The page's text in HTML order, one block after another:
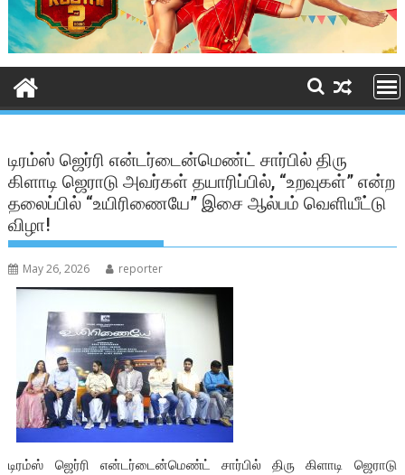
டிரம்ஸ் ஜெர்ரி என்டர்டைன்மெண்ட் சார்பில் திரு
கிளாடி ஜெராடு அவர்கள் தயாரிப்பில், “உறவுகள்” என்ற
தலைப்பில் “உயிரிணையே” இசை ஆல்பம் வெளியீட்டு
விழா!
May 26, 2026 reporter
டிரம்ஸ் ஜெர்ரி என்டர்டைன்மெண்ட் சார்பில் திரு கிளாடி ஜெராடு